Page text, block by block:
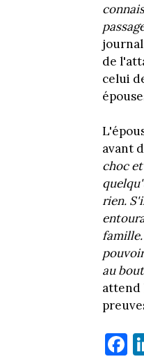
journal
de
celui
avant
choc
rien.
famille.
au
attend